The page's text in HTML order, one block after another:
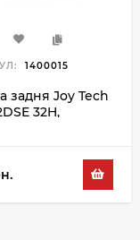
1400015
задня Joy Tech
32H,